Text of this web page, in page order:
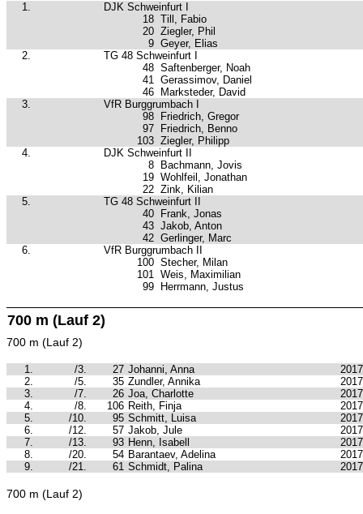
1.
DJK Schweinfurt I
18 Till, Fabio
20 Ziegler, Phil
9 Geyer, Elias
2.
TG 48 Schweinfurt I
48 Saftenberger, Noah
41 Gerassimov, Daniel
46
Marksteder, David
3.
VfR Burggrumbach I
98
Friedrich, Gregor
97
Friedrich, Benno
103 Ziegler, Philipp
4.
DJK Schweinfurt II
8
Bachmann, Jovis
19 Wohlfeil, Jonathan
22 Zink, Kilian
5.
TG 48 Schweinfurt II
40
Frank, Jonas
43 Jakob, Anton
42 Gerlinger, Marc
6.
VfR Burggrumbach II
100 Stecher, Milan
101 Weis, Maximilian
99
Herrmann, Justus
700 m (Lauf 2)
700 m (Lauf 2)
1. /3. 27 Johanni, Anna
2017
2.
/5. 35 Zundler, Annika
2017
3.
/7. 26 Joa, Charlotte
2017
4.
/8. 106 Reith, Finja
2017
5.
/10. 95 Schmitt, Luisa
2017
6.
/12. 57 Jakob, Jule
2017
7.
/13. 93 Henn, Isabell
2017
8.
/20. 54 Barantaev, Adelina
2017
9.
/21. 61 Schmidt, Palina 2017
700 m (Lauf 2)